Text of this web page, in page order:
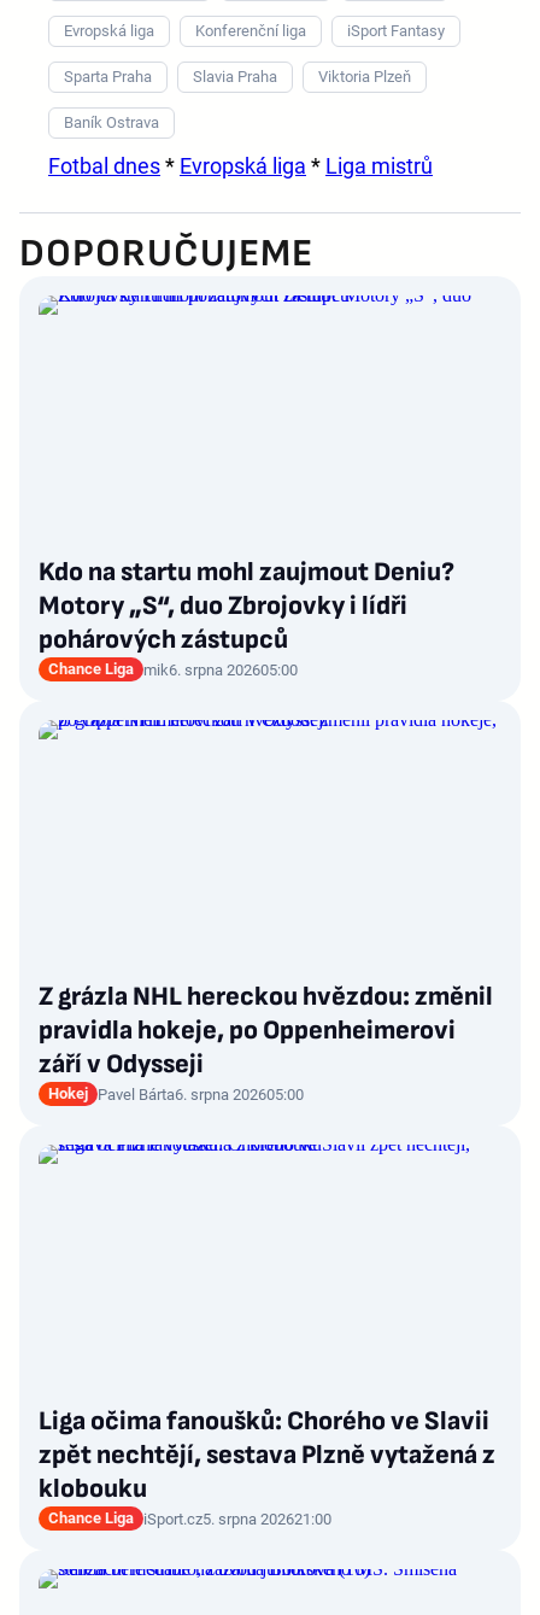
Evropská liga Konferenční liga iSport Fantasy
Sparta Praha Slavia Praha Viktoria Plzeň
Baník Ostrava
Fotbal dnes* Evropská liga * Liga mistrů
DOPORUČUJEME
Kdo na startu mohl zaujmout Deniu?
Motory „S“, duo Zbrojovky i lídři
pohárových zástupců
Chance Liga mik6. srpna 202605:00
Z grázla NHL hereckou hvězdou: změnil
pravidla hokeje, po Oppenheimerovi
září v Odysseji
Hokej Pavel Bárta6. srpna 202605:00
Liga očima fanoušků: Chorého ve Slavii
zpět nechtějí, sestava Plzně vytažená z
klobouku
Chance Liga iSport.cz5. srpna 202621:00